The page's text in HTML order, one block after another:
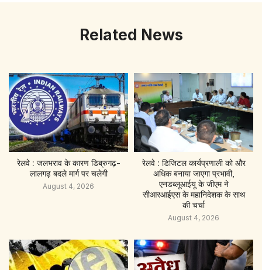
Related News
रेलवे : जलभराव के कारण डिब्रुगढ़-
लालगढ़ बदले मार्ग पर चलेगी
August 4, 2026
रेलवे : डिजिटल कार्यप्रणाली को और
अधिक बनाया जाएगा प्रभावी,
एनडब्लूआईयू के जीएम ने
सीआरआईएस के महानिदेशक के साथ
की चर्चा
August 4, 2026